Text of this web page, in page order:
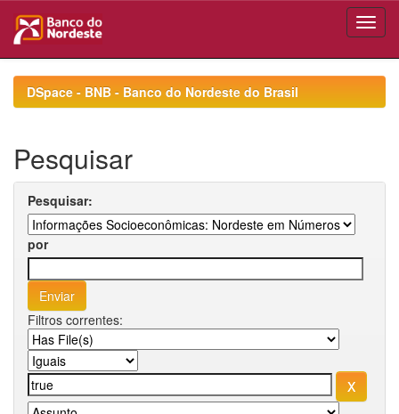
navigationDSpace - BNB - Banco do Nordeste do Brasil
Pesquisar
Pesquisar:
por
Filtros correntes: